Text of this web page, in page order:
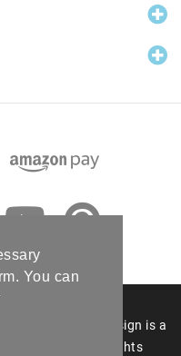
You can
RC Photo Stock design is a
Photo Stock. All rights